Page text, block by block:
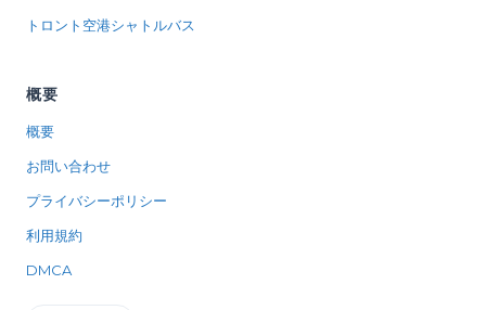
トロント空港シャトルバス
概要
概要
お問い合わせ
プライバシーポリシー
利用規約
DMCA